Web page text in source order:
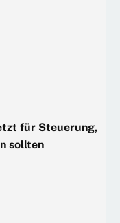
für Steuerung,
sollten